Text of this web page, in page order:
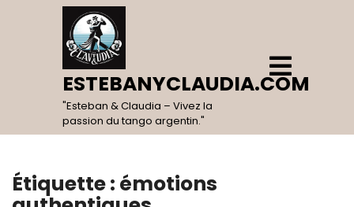
ESTEBANYCLAUDIA.COM
"Esteban & Claudia – Vivez la
passion du tango argentin."
Open
Menu
Étiquette : émotions